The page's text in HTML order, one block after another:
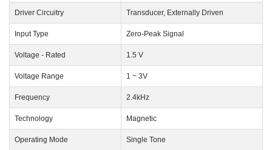
Driver Circuitry Transducer, Externally Driven
Input Type Zero-Peak Signal
Voltage - Rated 1.5 V
Voltage Range 1 ~ 3V
Frequency 2.4kHz
Technology Magnetic
Operating Mode Single Tone